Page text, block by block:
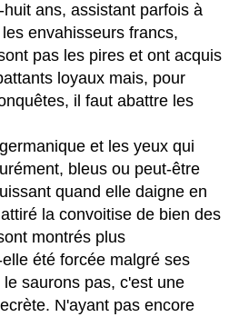
ans, assistant parfois à
envahisseurs francs,
pas les pires et ont acquis
loyaux mais, pour
il faut abattre les
et les yeux qui
bleus ou peut-être
quand elle daigne en
la convoitise de bien des
montrés plus
été forcée malgré ses
saurons pas, c'est une
N'ayant pas encore